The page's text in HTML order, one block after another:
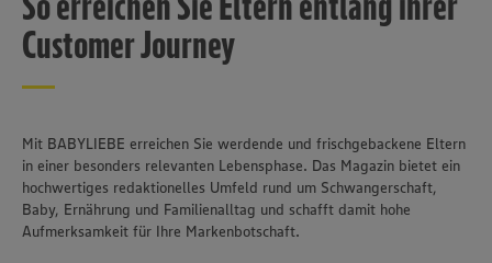
Customer Journey
Mit BABYLIEBE erreichen Sie werdende und frischgebackene Eltern
in einer besonders relevanten Lebensphase. Das Magazin bietet ein
hochwertiges redaktionelles Umfeld rund um Schwangerschaft,
Baby, Ernährung und Familienalltag und schafft damit hohe
Aufmerksamkeit für Ihre Markenbotschaft.